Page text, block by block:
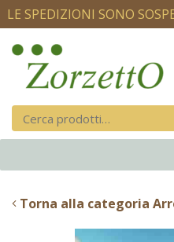
LE SPEDIZIONI SONO
Torna alla categoria